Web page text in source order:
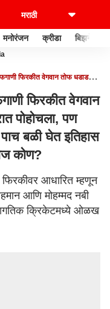
मनोरंजन क्रीडा बिझनेस
फिरकीत वेगवान तोफ धडाडली!
फिरकीत वेगवान
पोहोचला, पण
बळी घेत इतिहास
कोण?
आधारित म्हणून
आणि मोहम्मद नबी
क्रिकेटमध्ये ओळख